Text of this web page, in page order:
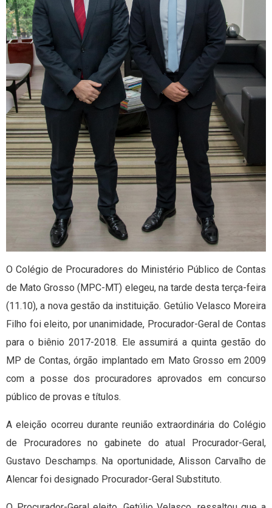
O Colégio de Procuradores do Ministério Público de Contas
de Mato Grosso (MPC-MT) elegeu, na tarde desta terça-feira
(11.10), a nova gestão da instituição. Getúlio Velasco Moreira
Filho foi eleito, por unanimidade, Procurador-Geral de Contas
para o biênio 2017-2018. Ele assumirá a quinta gestão do
MP de Contas, órgão implantado em Mato Grosso em 2009
com a posse dos procuradores aprovados em concurso
público de provas e títulos.
A eleição ocorreu durante reunião extraordinária do Colégio
de Procuradores no gabinete do atual Procurador-Geral,
Gustavo Deschamps. Na oportunidade, Alisson Carvalho de
Alencar foi designado Procurador-Geral Substituto.